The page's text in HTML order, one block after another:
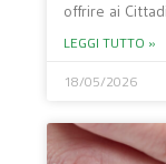
offrire ai
LEGGI TUTTO »
18/05/2026